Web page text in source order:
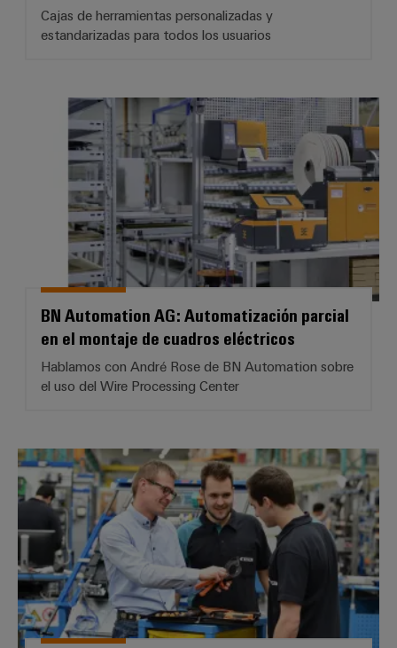
Cajas de herramientas personalizadas y
estandarizadas para todos los usuarios
BN Automation AG:
BN Automation AG: Automatización parcial
en el montaje de cuadros eléctricos
Hablamos con André Rose de BN Automation sobre
el uso del Wire Processing Center
Bühler Group: Flujos de trabajo